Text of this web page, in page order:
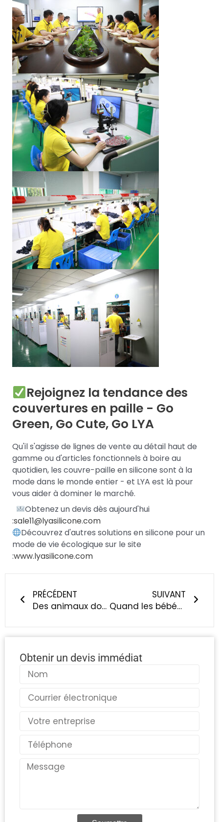
Rejoignez la tendance des
couvertures en paille - Go
Green, Go Cute, Go LYA
Qu'il s'agisse de lignes de vente au détail haut de
gamme ou d'articles fonctionnels à boire au
quotidien, les couvre-paille en silicone sont à la
mode dans le monde entier - et LYA est là pour
vous aider à dominer le marché.
Obtenez un devis dès aujourd'hui
:sale11@lyasilicone.com
Découvrez d'autres solutions en silicone pour un
mode de vie écologique sur le site
:www.lyasilicone.com
PRÉCÉDENT
Des animaux domestiques plus verts, une fabrication plus intelligente
SUIVANT
Quand les bébés commencent-ils à faire leurs dents ? La solution apaisante recommandée par les médecins est là !
Obtenir un devis immédiat
Nom
Courriel
Pays
Téléphone
Message